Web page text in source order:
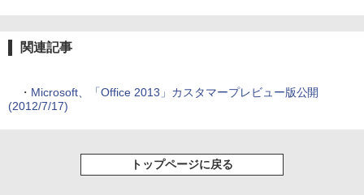
関連記事
・ Microsoft、「Office 2013」カスタマープレビュー版公開
(2012/7/17)
トップページに戻る